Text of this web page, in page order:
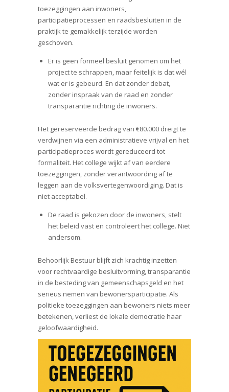
toezeggingen aan inwoners,
participatieprocessen en raadsbesluiten in de
praktijk te gemakkelijk terzijde worden
geschoven.
Er is geen formeel besluit genomen om het
project te schrappen, maar feitelijk is dat wél
wat er is gebeurd. En dat zonder debat,
zonder inspraak van de raad en zonder
transparantie richting de inwoners.
Het gereserveerde bedrag van €80.000 dreigt te
verdwijnen via een administratieve vrijval en het
participatieproces wordt gereduceerd tot
formaliteit. Het college wijkt af van eerdere
toezeggingen, zonder verantwoording af te
leggen aan de volksvertegenwoordiging. Dat is
niet acceptabel.
De raad is gekozen door de inwoners, stelt
het beleid vast en controleert het college. Niet
andersom.
Behoorlijk Bestuur blijft zich krachtig inzetten
voor rechtvaardige besluitvorming, transparantie
in de besteding van gemeenschapsgeld en het
serieus nemen van bewonersparticipatie. Als
politieke toezeggingen aan bewoners niets meer
betekenen, verliest de lokale democratie haar
geloofwaardigheid.